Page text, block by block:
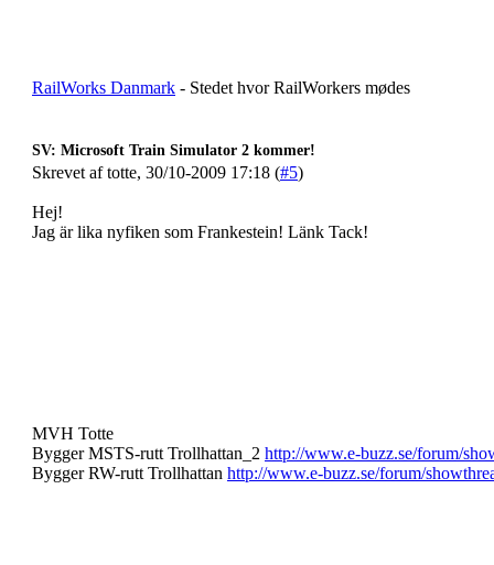
RailWorks Danmark - Stedet hvor RailWorkers mødes
SV: Microsoft Train Simulator 2 kommer!
Skrevet af totte, 30/10-2009 17:18 (#5)
Hej!
Jag är lika nyfiken som Frankestein! Länk Tack!
MVH Totte
Bygger MSTS-rutt Trollhattan_2 http://www.e-buzz.se/forum/
Bygger RW-rutt Trollhattan http://www.e-buzz.se/forum/